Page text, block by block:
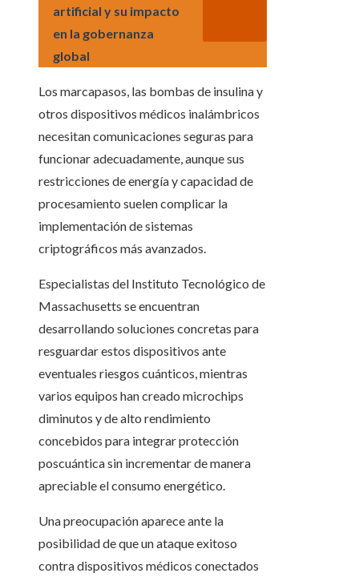
artificial y su impacto
en la gobernanza
global
Los marcapasos, las bombas de insulina y
otros dispositivos médicos inalámbricos
necesitan comunicaciones seguras para
funcionar adecuadamente, aunque sus
restricciones de energía y capacidad de
procesamiento suelen complicar la
implementación de sistemas
criptográficos más avanzados.
Especialistas del Instituto Tecnológico de
Massachusetts se encuentran
desarrollando soluciones concretas para
resguardar estos dispositivos ante
eventuales riesgos cuánticos, mientras
varios equipos han creado microchips
diminutos y de alto rendimiento
concebidos para integrar protección
poscuántica sin incrementar de manera
apreciable el consumo energético.
Una preocupación aparece ante la
posibilidad de que un ataque exitoso
contra dispositivos médicos conectados